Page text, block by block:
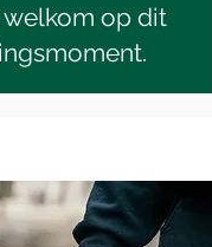
welkom op dit